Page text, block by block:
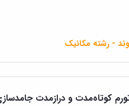
- رشته مکانیک
کوتاه‌مدت و درازمدت